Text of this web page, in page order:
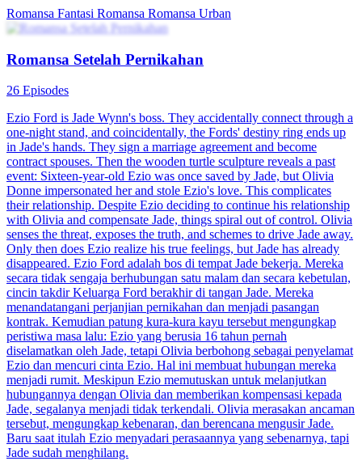
Romansa Fantasi Romansa Romansa Urban
Romansa Setelah Pernikahan
26 Episodes
Ezio Ford is Jade Wynn's boss. They accidentally connect through a
one-night stand, and coincidentally, the Fords' destiny ring ends up
in Jade's hands. They sign a marriage agreement and become
contract spouses. Then the wooden turtle sculpture reveals a past
event: Sixteen-year-old Ezio was once saved by Jade, but Olivia
Donne impersonated her and stole Ezio's love. This complicates
their relationship. Despite Ezio deciding to continue his relationship
with Olivia and compensate Jade, things spiral out of control. Olivia
senses the threat, exposes the truth, and schemes to drive Jade away.
Only then does Ezio realize his true feelings, but Jade has already
disappeared. Ezio Ford adalah bos di tempat Jade bekerja. Mereka
secara tidak sengaja berhubungan satu malam dan secara kebetulan,
cincin takdir Keluarga Ford berakhir di tangan Jade. Mereka
menandatangani perjanjian pernikahan dan menjadi pasangan
kontrak. Kemudian patung kura-kura kayu tersebut mengungkap
peristiwa masa lalu: Ezio yang berusia 16 tahun pernah
diselamatkan oleh Jade, tetapi Olivia berbohong sebagai penyelamat
Ezio dan mencuri cinta Ezio. Hal ini membuat hubungan mereka
menjadi rumit. Meskipun Ezio memutuskan untuk melanjutkan
hubungannya dengan Olivia dan memberikan kompensasi kepada
Jade, segalanya menjadi tidak terkendali. Olivia merasakan ancaman
tersebut, mengungkap kebenaran, dan berencana mengusir Jade.
Baru saat itulah Ezio menyadari perasaannya yang sebenarnya, tapi
Jade sudah menghilang.